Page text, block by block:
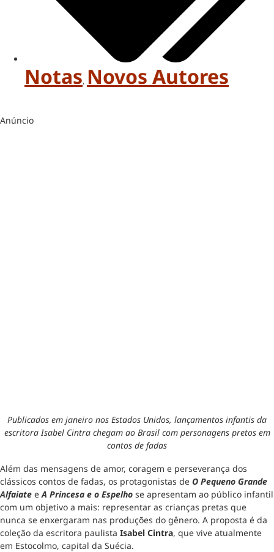
Notas, Novos Autores
Anúncio
Publicados em janeiro nos Estados Unidos, lançamentos infantis da
escritora Isabel Cintra chegam ao Brasil com personagens pretos em
contos de fadas
Além das mensagens de amor, coragem e perseverança dos
clássicos contos de fadas, os protagonistas de O Pequeno Grande
Alfaiate e A Princesa e o Espelho se apresentam ao público infantil
com um objetivo a mais: representar as crianças pretas que
nunca se enxergaram nas produções do gênero. A proposta é da
coleção da escritora paulista Isabel Cintra, que vive atualmente
em Estocolmo, capital da Suécia.